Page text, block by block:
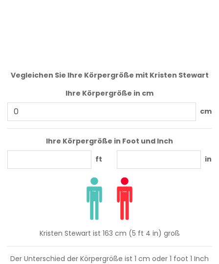
Vegleichen Sie Ihre Körpergröße mit Kristen Stewart
Ihre Körpergröße in cm
cm
Ihre Körpergröße in Foot und Inch
ft
in
Kristen Stewart ist 163 cm (5 ft 4 in) groß
Der Unterschied der Körpergröße ist 1 cm oder 1 foot 1 Inch